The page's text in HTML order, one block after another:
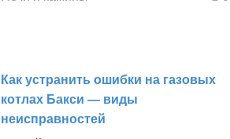
Как устранить ошибки на газовых
котлах Бакси — виды
неисправностей